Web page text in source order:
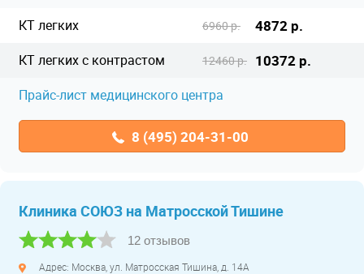
КТ легких 6960 р. 4872 р.
КТ легких с контрастом 12460 р. 10372 р.
Прайс-лист медицинского центра
8 (495) 204-31-00
Клиника СОЮЗ на Матросской Тишине
12 отзывов
Адрес: Москва, ул. Матросская Тишина, д. 14А